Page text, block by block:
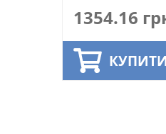
1354.16
КУПИТИ